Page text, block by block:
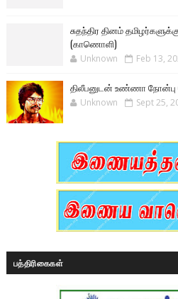
சுதந்திர தினம்
(காணொளி)
Unknown Feb 13,
திலீபனுடன் உண்ணா நோன்பு
Unknown Sept 25,
பத்திரிகைகள்